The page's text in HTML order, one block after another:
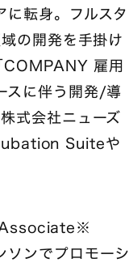
転身。フルスタ
の開発を手掛け
雇用
スに伴う開発/導
式会社ニューズ
Suiteや
ソンでプロモーシ